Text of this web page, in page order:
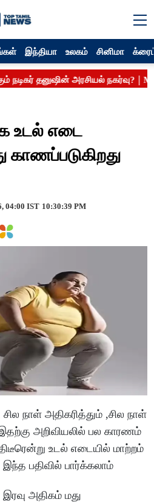
இந்தியா உலகம் சினிமா
உடல் எடை
காணப்படுகிறது
04:00 IST 10:30:39 PM
நாள் அதிகரித்தும் ,சில நாள்
அறிவியலில் பல காரணம்
உடல் எடையில் மாற்றம்
பதிவில் பார்க்கலாம்
இரவு அதிகம் மது